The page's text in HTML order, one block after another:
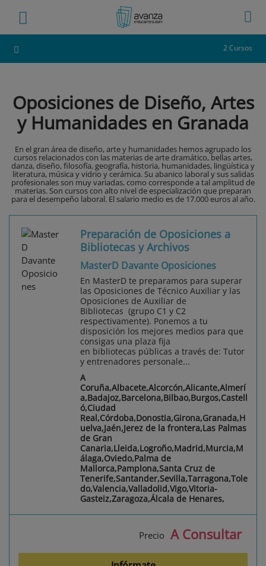
2 Cursos
Oposiciones de Diseño, Artes
y Humanidades en Granada
En el gran área de diseño, arte y humanidades hemos agrupado los
cursos relacionados con las materias de arte dramático, bellas artes,
danza, diseño, filosofía, geografía, historia, humanidades, lingüística y
literatura, música y vidrio y cerámica. Su abanico laboral y sus salidas
profesionales son muy variadas, como corresponde a tal amplitud de
materias. Son cursos con alto nivel de especialización que preparan
para el desempeño laboral. El salario medio es de 17.000 euros al año.
Preparación de Oposiciones a
Bibliotecas y Archivos
MasterD Davante Oposiciones
En MasterD te preparamos para superar
las Oposiciones de Técnico Auxiliar y las
Oposiciones de Auxiliar de
Bibliotecas (grupo C1 y C2
respectivamente). Ponemos a tu
disposición los mejores medios para que
consigas una plaza fija
en bibliotecas públicas a través de: Tutor
y entrenadores personale...
A
Coruña,Albacete,Alcorcón,Alicante,Almerí
a,Badajoz,Barcelona,Bilbao,Burgos,Castell
ó,Ciudad
Real,Córdoba,Donostia,Girona,Granada,H
uelva,Jaén,Jerez de la frontera,Las Palmas
de Gran
Canaria,Lleida,Logroño,Madrid,Murcia,M
álaga,Oviedo,Palma de
Mallorca,Pamplona,Santa Cruz de
Tenerife,Santander,Sevilla,Tarragona,Tole
do,Valencia,Valladolid,Vigo,Vitoria-
Gasteiz,Zaragoza,Álcala de Henares,
Precio A Consultar